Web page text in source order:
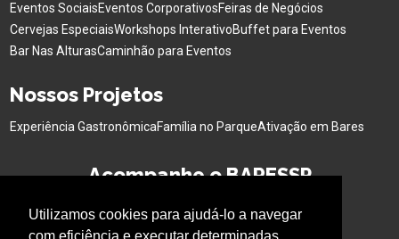
Utilizamos cookies para ajudá-lo a navegar
com eficiência e executar determinadas
Eventos SociaisEventos CorporativosFeiras de Negócios
Cervejas EspeciaisWorkshops InterativoBuffet para Eventos
Bar Nas AlturasCaminhão para Eventos
Nossos Projetos
Experiência GastronômicaFamília no ParqueAtivação em Bares
Acompanhe o BARESSP